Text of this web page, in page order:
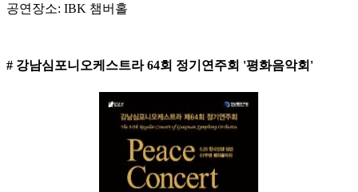
공연장소: IBK 챔버홀
# 강남심포니오케스트라 64회 정기연주회 '평화음악회'